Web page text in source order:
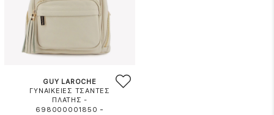
GUY LAROCHE
ΓΥΝΑΙΚΕΙΕΣ ΤΣΑΝΤΕΣ
ΠΛΑΤΗΣ -
698000001850 -